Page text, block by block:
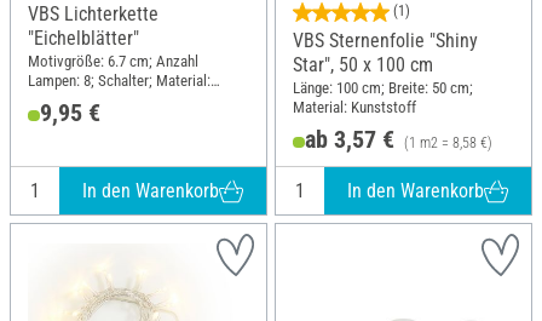
VBS Lichterkette
"Eichelblätter"
Motivgröße: 6.7 cm; Anzahl
Lampen: 8; Schalter; Material:
Kunststoff, Sperrholz
9,95 €
In den Warenkorb
(1)
VBS Sternenfolie "Shiny
Star", 50 x 100 cm
Länge: 100 cm; Breite: 50 cm;
Material: Kunststoff
ab 3,57 € (1 m2 = 8,58 €)
In den Warenkorb